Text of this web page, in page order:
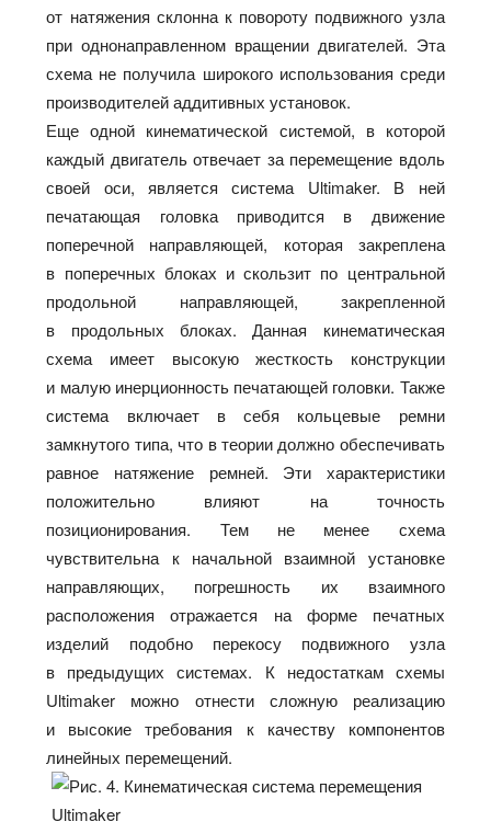
от натяжения склонна к повороту подвижного узла
при однонаправленном вращении двигателей. Эта
схема не получила широкого использования среди
производителей аддитивных установок.
Еще одной кинематической системой, в которой
каждый двигатель отвечает за перемещение вдоль
своей оси, является система Ultimaker. В ней
печатающая головка приводится в движение
поперечной направляющей, которая закреплена
в поперечных блоках и скользит по центральной
продольной направляющей, закрепленной
в продольных блоках. Данная кинематическая
схема имеет высокую жесткость конструкции
и малую инерционность печатающей головки. Также
система включает в себя кольцевые ремни
замкнутого типа, что в теории должно обеспечивать
равное натяжение ремней. Эти характеристики
положительно влияют на точность
позиционирования. Тем не менее схема
чувствительна к начальной взаимной установке
направляющих, погрешность их взаимного
расположения отражается на форме печатных
изделий подобно перекосу подвижного узла
в предыдущих системах. К недостаткам схемы
Ultimaker можно отнести сложную реализацию
и высокие требования к качеству компонентов
линейных перемещений.